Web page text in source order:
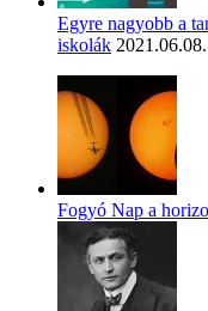
Egyre nagyobb a
iskolák 2021.06.08.
Fogyó Nap a